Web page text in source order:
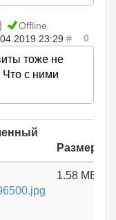
Offline
23:29 # 0
тоже не
Что с ними
Размер
1.58 МБ